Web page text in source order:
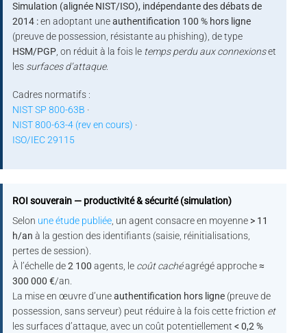
Simulation (alignée NIST/ISO), indépendante des débats de
2014 :en adoptant uneauthentification 100 % hors ligne
(preuve de possession, résistante au phishing), de type
HSM/PGP, on réduit à la fois le temps perdu aux connexionset
les surfaces d’attaque.
Cadres normatifs :
NIST SP 800-63B ·
NIST 800-63-4 (rev en cours) ·
ISO/IEC 29115
ROI souverain — productivité & sécurité (simulation)
Selon une étude publiée, un agent consacre en moyenne > 11
h/an à la gestion des identifiants (saisie, réinitialisations,
pertes de session).
À l’échelle de2 100 agents, le coût cachéagrégé approche≈
300 000 €/an.
La mise en œuvre d’uneauthentification hors ligne (preuve de
possession, sans serveur) peut réduire à la fois cette friction et
les surfaces d’attaque, avec un coût potentiellement< 0,2 %